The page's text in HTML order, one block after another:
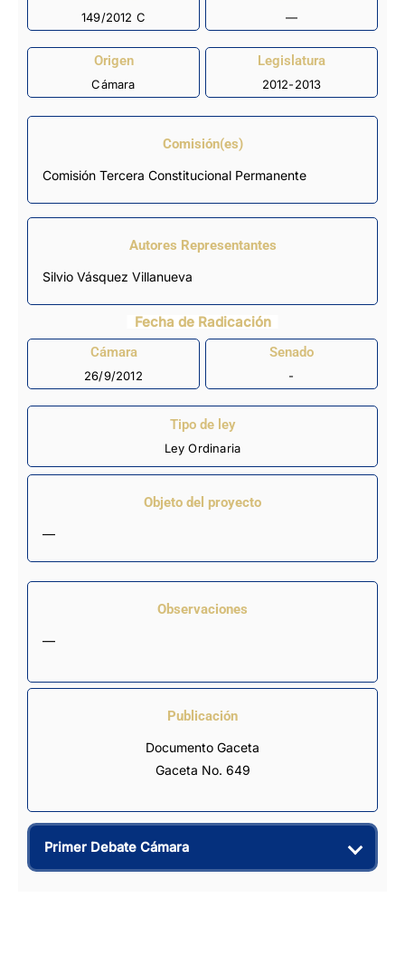
149/2012 C —
Origen
Cámara
Legislatura
2012-2013
Comisión(es)
Comisión Tercera Constitucional Permanente
Autores Representantes
Silvio Vásquez Villanueva
Fecha de Radicación
Cámara
26/9/2012
Senado
-
Tipo de ley
Ley Ordinaria
Objeto del proyecto
—
Observaciones
—
Publicación
Documento Gaceta
Gaceta No. 649
Primer Debate Cámara